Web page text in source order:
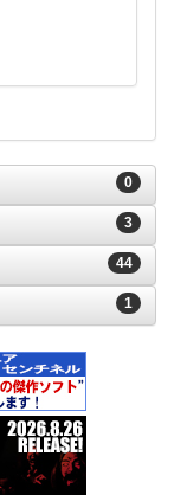
0
3
44
1